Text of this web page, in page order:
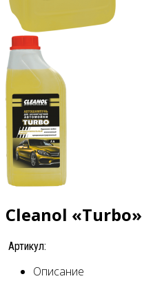
Cleanol «Turbo»
Артикул:
Описание